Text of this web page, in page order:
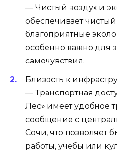
— Чистый воздух и
обеспечивает чистый
благоприятные
особенно важно для
самочувствия.
Близость к
— Транспортная
Лес» имеет удобное
сообщение с
Сочи, что позволяет
работы, учебы или